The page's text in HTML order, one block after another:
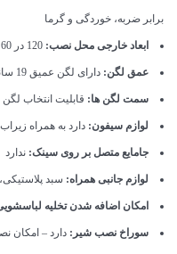
برابر ضربه، خوردگی و گرما
ابعاد خارجی محل نصب:
عمق لگن: دارای لگن عمیق 19 سانتی متر و زیرآب گرد
سمت لگن ها: قابلیت انتخاب
لوازم سیفون: دارد به همراه
جامایع متصل بر روی سینک: ندارد
لوازم جانبی همراه: سبد
امکان اضافه شدن تخلیه
سوراخ نصب شیر: دارد – امکان